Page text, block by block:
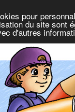
pour
du site sont
d'autres